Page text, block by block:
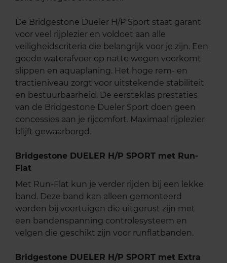
De Bridgestone Dueler H/P Sport staat garant
voor veel rijplezier en voldoet aan alle
veiligheidscriteria die belangrijk voor je zijn. Een
goede waterafvoer op natte wegen voorkomt
slippen en aquaplaning. Het hoge rem- en
tractieniveau zorgt voor uitstekende stabiliteit
en bestuurbaarheid. De eersteklas prestaties
van de Bridgestone Dueler Sport doen geen
concessies aan je rijcomfort. Maximaal rijplezier
blijft gewaarborgd.
Bridgestone DUELER H/P SPORT met Run-
Flat
Met Run-Flat kun je verder rijden bij een lekke
band. Deze band kan alleen gemonteerd
worden bij voertuigen die uitgerust zijn met
een bandenspanning controlesysteem en
velgen die geschikt zijn voor runflatbanden.
Bridgestone DUELER H/P SPORT met Extra